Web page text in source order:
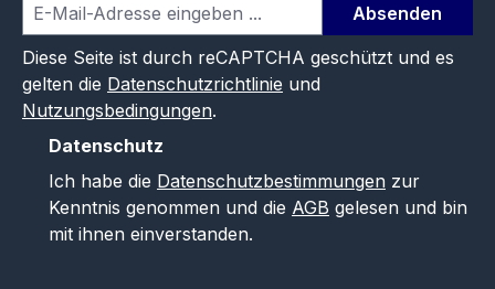
Absenden
Diese Seite ist durch reCAPTCHA geschützt und es
gelten die Datenschutzrichtlinie und
Nutzungsbedingungen.
Datenschutz
Ich habe die Datenschutzbestimmungen zur
Kenntnis genommen und die AGB gelesen und bin
mit ihnen einverstanden.